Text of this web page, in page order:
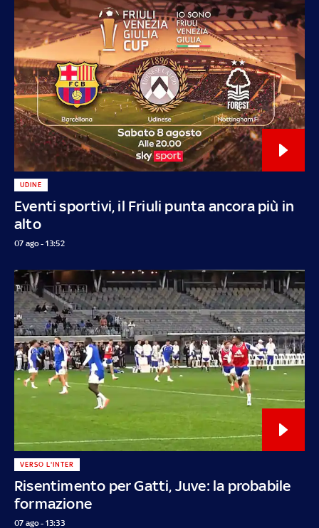
Eventi sportivi, il Friuli punta ancora più in
alto
UDINE
07 ago - 13:52
Risentimento per Gatti, Juve: la probabile
formazione
VERSO L'INTER
07 ago - 13:33